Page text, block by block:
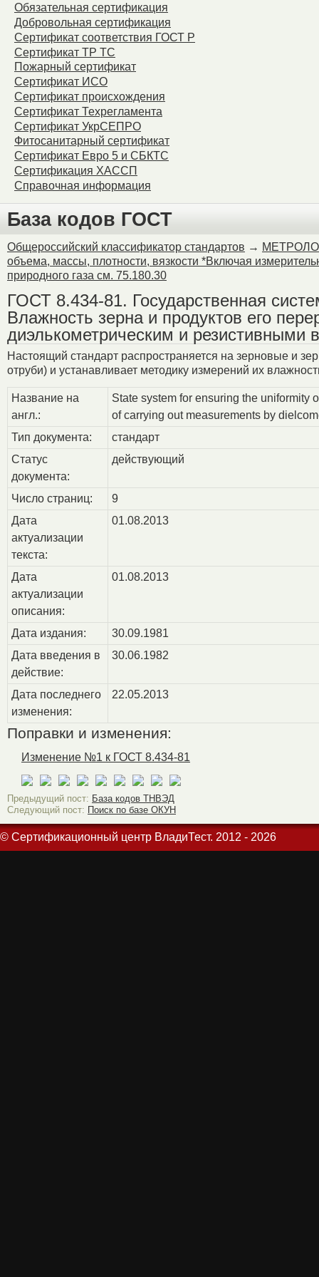
Обязательная сертификация
Добровольная сертификация
Сертификат соответствия ГОСТ Р
Сертификат ТР ТС
Пожарный сертификат
Сертификат ИСО
Сертификат происхождения
Сертификат Техрегламента
Сертификат УкрСЕПРО
Фитосанитарный сертификат
Сертификат Евро 5 и СБКТС
Сертификация ХАССП
Справочная информация
База кодов ГОСТ
Общероссийский классификатор стандартов →
объема, массы, плотности, вязкости *Включая
природного газа см. 75.180.30
ГОСТ 8.434-81. Государственная
Влажность зерна и продуктов его
диэлькометрическим и резистивными
Настоящий стандарт распространяется на зерновые и
отруби) и устанавливает методику измерений их
Название на
англ.:
State system for ensuring the uniformity
of carrying out measurements by
Тип документа:
стандарт
Статус
документа:
действующий
Число страниц:
9
Дата
актуализации
текста:
01.08.2013
Дата
актуализации
описания:
01.08.2013
Дата издания:
30.09.1981
Дата введения в
действие:
30.06.1982
Дата последнего
изменения:
22.05.2013
Поправки и изменения:
Изменение №1 к ГОСТ 8.434-81
Предыдущий пост: База кодов ТНВЭД
Следующий пост: Поиск по базе ОКУН
© Сертификационный центр ВладиТест. 2012 - 2026
Warning: Unknown:
Please verify that the
session.save_path is
Unknownon line